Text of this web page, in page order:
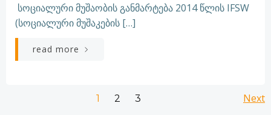
სოციალური მუშაობის განმარტება 2014 წლის IFSW
(სოციალური მუშაკების […]
read more
Page
1 Page
2 Page
3 Next